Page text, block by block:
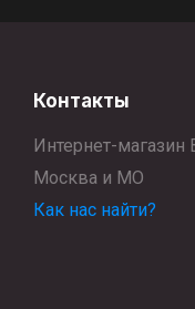
Контакты
Интернет-магазин
Москва и МО
Как нас найти?